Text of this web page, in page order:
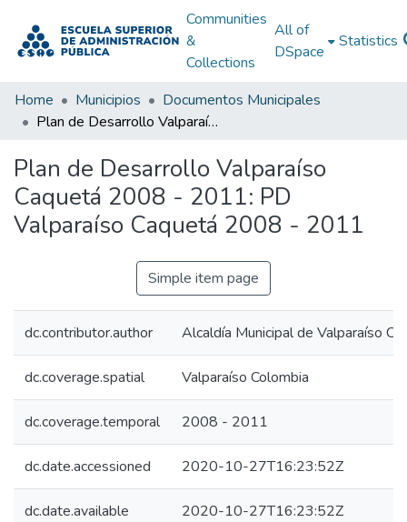
Communities
&
Collections
All of
DSpace
Statistics
Home Municipios
Documentos Municipales
Plan de Desarrollo Valparaíso Caquetá 2008 - 2011: PD Valparaíso Caquetá 2008 - 2011
Plan de Desarrollo Valparaíso
Caquetá 2008 - 2011: PD
Valparaíso Caquetá 2008 - 2011
Simple item page
dc.contributor.author Alcaldía Municipal de Valparaíso
dc.coverage.spatial Valparaíso Colombia
dc.coverage.temporal 2008 - 2011
dc.date.accessioned 2020-10-27T16:23:52Z
dc.date.available 2020-10-27T16:23:52Z